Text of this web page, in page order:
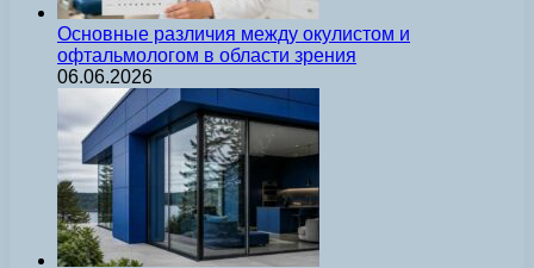
Основные различия между окулистом и
офтальмологом в области зрения
06.06.2026